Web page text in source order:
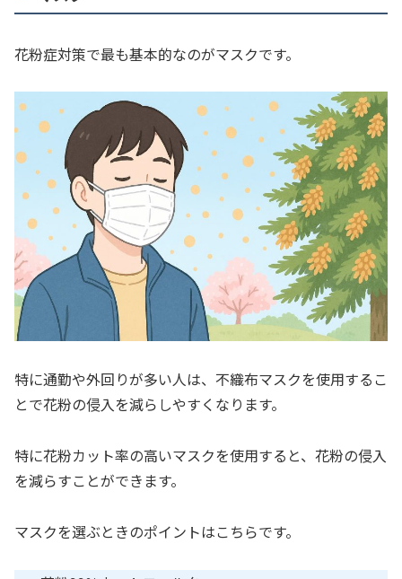
花粉症対策で最も基本的なのがマスクです。
特に通勤や外回りが多い人は、不織布マスクを使用するこ
とで花粉の侵入を減らしやすくなります。
特に花粉カット率の高いマスクを使用すると、花粉の侵入
を減らすことができます。
マスクを選ぶときのポイントはこちらです。